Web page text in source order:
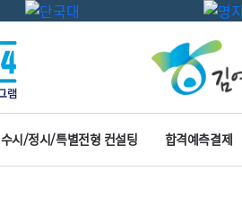
수시/정시/특별전형 컨설팅 합격예측결제